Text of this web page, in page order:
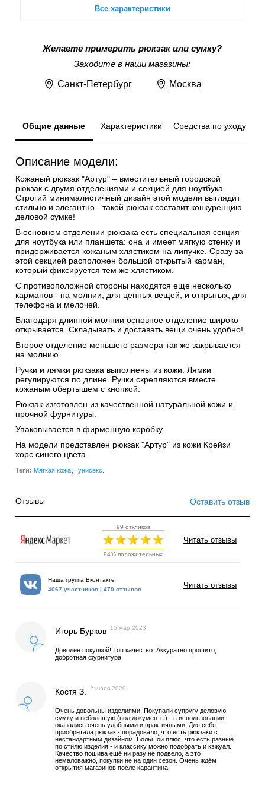
Все характеристики
Желаете примерить рюкзак или сумку?
Заходите в наши магазины:
Санкт-Петербург Москва
Общие данные Характеристики Средства по уходу
Описание модели:
Кожаный рюкзак "Артур" – вместительный городской
рюкзак с двумя отделениями и секцией для ноутбука.
Строгий минималистичный дизайн этой модели выглядит
стильно и элегантно - такой рюкзак составит конкуренцию
деловой сумке!
В основном отделении рюкзака есть специальная секция
для ноутбука или планшета: она и имеет мягкую стенку и
придерживается кожаным хлястиком на липучке. Сразу за
этой секцией расположен большой открытый карман,
который фиксируется тем же хлястиком.
С противоположной стороны находятся еще несколько
карманов - на молнии, для ценных вещей, и открытых, для
телефона и мелочей.
Благодаря длинной молнии основное отделение широко
открывается. Складывать и доставать вещи очень удобно!
Второе отделение меньшего размера так же закрывается
на молнию.
Ручки и лямки рюкзака выполнены из кожи. Лямки
регулируются по длине. Ручки скрепляются вместе
кожаным обертышем с кнопкой.
Рюкзак изготовлен из качественной натуральной кожи и
прочной фурнитуры.
Упаковывается в фирменную коробку.
На модели представлен рюкзак "Артур" из кожи Крейзи
хорс синего цвета.
Теги: Мягкая кожа унисекс
Отзывы Оставить отзыв
99 откликов
94% положительных
Читать отзывы
Наша группа Вконтакте
4067 участников | 470 отзывов
Читать отзывы
Игорь Бурков 15 мар 2023
Доволен покупкой! Топ качество. Аккуратно прошито,
добротная фурнитура.
Костя З. 2 июля 2020
Очень довольны изделиями! Покупали супругу деловую
сумку и небольшую (под документы) - в использовании
оказались очень удобными и практичными! Для себя
приобретала рюкзак - порадовало, что есть рюкзаки с
нестандартным дизайном. Большой плюс, что есть разные
по стилю изделия - и классику можно подобрать и кэжуал.
Качество пошива ещё ни разу не подвело, а это
немаловажно, покупки не на один сезон. Очень ждём
открытия магазинов после карантина!